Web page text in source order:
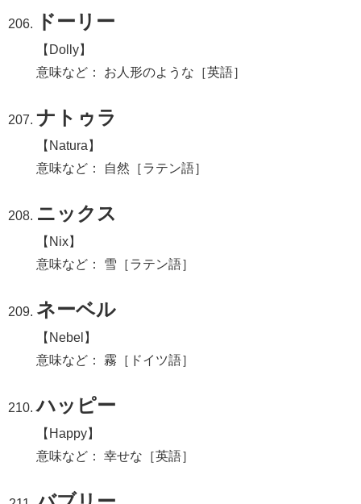
ドーリー
【Dolly】
意味など： お人形のような［英語］
ナトゥラ
【Natura】
意味など： 自然［ラテン語］
ニックス
【Nix】
意味など： 雪［ラテン語］
ネーベル
【Nebel】
意味など： 霧［ドイツ語］
ハッピー
【Happy】
意味など： 幸せな［英語］